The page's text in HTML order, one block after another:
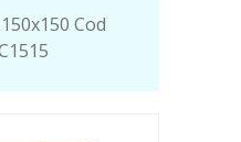
Cod